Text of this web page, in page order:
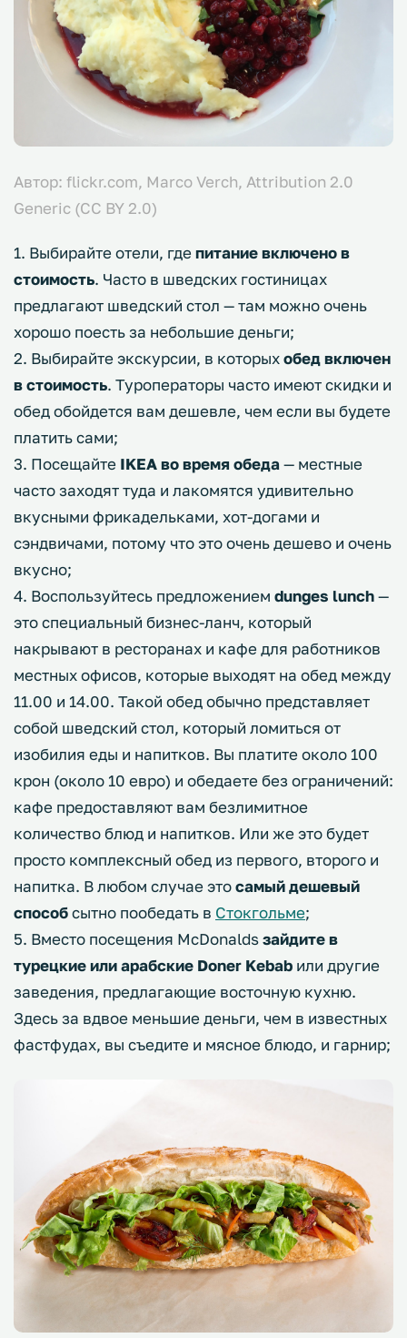
Автор: flickr.com, Marco Verch, Attribution 2.0
Generic (CC BY 2.0)
1. Выбирайте отели, где питание включено в
стоимость. Часто в шведских гостиницах
предлагают шведский стол — там можно очень
хорошо поесть за небольшие деньги;
2. Выбирайте экскурсии, в которыхобед включен
в стоимость. Туроператоры часто имеют скидки и
обед обойдется вам дешевле, чем если вы будете
платить сами;
3. Посещайте IKEA во время обеда— местные
часто заходят туда и лакомятся удивительно
вкусными фрикадельками, хот-догами и
сэндвичами, потому что это очень дешево и очень
вкусно;
4. Воспользуйтесь предложением dunges lunch—
это специальный бизнес-ланч, который
накрывают в ресторанах и кафе для работников
местных офисов, которые выходят на обед между
11.00 и 14.00. Такой обед обычно представляет
собой шведский стол, который ломиться от
изобилия еды и напитков. Вы платите около 100
крон (около 10 евро) и обедаете без ограничений:
кафе предоставляют вам безлимитное
количество блюд и напитков. Или же это будет
просто комплексный обед из первого, второго и
напитка. В любом случае этосамый дешевый
способсытно пообедать в Стокгольме;
5. Вместо посещения McDonaldsзайдите в
турецкие или арабские Doner Kebab или другие
заведения, предлагающие восточную кухню.
Здесь за вдвое меньшие деньги, чем в известных
фастфудах, вы съедите и мясное блюдо, и гарнир;